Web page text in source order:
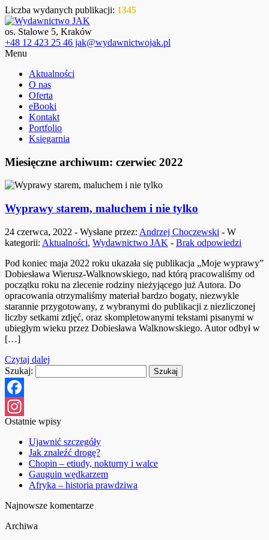
Liczba wydanych publikacji: 1345
os. Stalowe 5, Kraków
+48 12 423 25 46 jak@wydawnictwojak.pl
Menu
Aktualności
O nas
Oferta
eBooki
Kontakt
Portfolio
Księgarnia
Miesięczne archiwum: czerwiec 2022
Wyprawy starem, maluchem i nie tylko
24 czerwca, 2022 - Wysłane przez: Andrzej Choczewski - W
kategorii: Aktualności, Wydawnictwo JAK - Brak odpowiedzi
Pod koniec maja 2022 roku ukazała się publikacja „Moje wyprawy”
Dobiesława Wierusz-Walknowskiego, nad którą pracowaliśmy od
początku roku na zlecenie rodziny nieżyjącego już Autora. Do
opracowania otrzymaliśmy materiał bardzo bogaty, niezwykle
starannie przygotowany, z wybranymi do publikacji z niezliczonej
liczby setkami zdjęć, oraz skompletowanymi tekstami pisanymi w
ubiegłym wieku przez Dobiesława Walknowskiego. Autor odbył w
[…]
Czytaj dalej
Szukaj:
Facebook
Instagram
Ostatnie wpisy
Ujawnić szczegóły
Jak znaleźć drogę?
Chopin – etiudy, nokturny i walce
Gauguin wędkarzem
Afryka – historia prawdziwa
Najnowsze komentarze
Archiwa